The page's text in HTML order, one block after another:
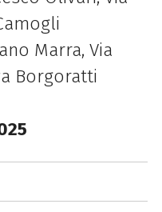
Marra, Via
Borgoratti